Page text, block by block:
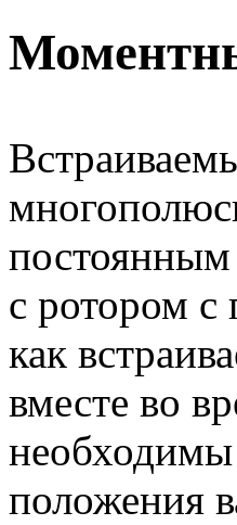
с ротором с
как
вместе во
положения